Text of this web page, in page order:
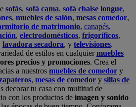
sofás, sofá cama, sofá chaise longue,
, muebles de salón, mesas comedor,
de matrimonio, canapés,
, electrodomésticos, frigoríficos,
lavadora secadora, y televisiones.
de estilos en cualquiermuebles
precios y promociones. Crea el
a nuestros muebles de comedor y
, mesas de comedor y sillas de
decorar tu casa con multitud de
con los productos de imagen y sonido